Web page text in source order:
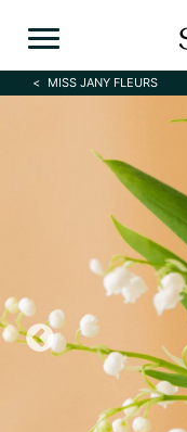
MISS JANY FLEURS
Previous